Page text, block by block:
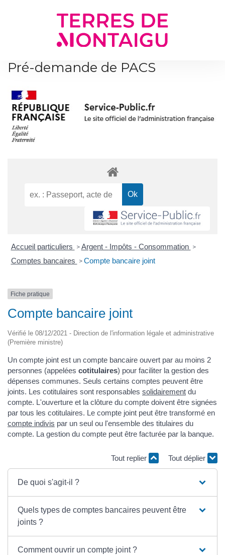
Pré-demande de PACS
Accueil particuliers > Argent - Impôts - Consommation >
Comptes bancaires > Compte bancaire joint
Fiche pratique
Compte bancaire joint
Vérifié le 08/12/2021 - Direction de l'information légale et administrative
(Première ministre)
Un compte joint est un compte bancaire ouvert par au moins 2
personnes (appelées cotitulaires) pour faciliter la gestion des
dépenses communes. Seuls certains comptes peuvent être
joints. Les cotitulaires sont responsables solidairement du
compte. L'ouverture et la clôture du compte doivent être signées
par tous les cotitulaires. Le compte joint peut être transformé en
compte indivis par un seul ou l'ensemble des titulaires du
compte. La gestion du compte peut être facturée par la banque.
Tout replier Tout déplier
De quoi s'agit-il ?
Quels types de comptes bancaires peuvent être
joints ?
Comment ouvrir un compte joint ?